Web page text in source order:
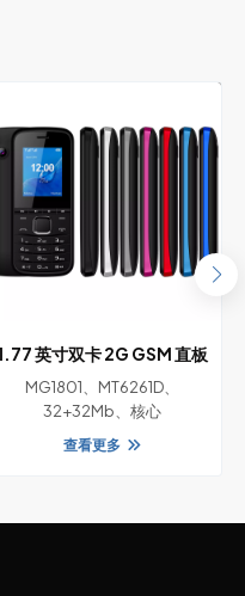
英寸双卡 2G GSM 直板
功能手机带摄像头
MG1801、MT6261D、
32+32Mb、核心
查看更多